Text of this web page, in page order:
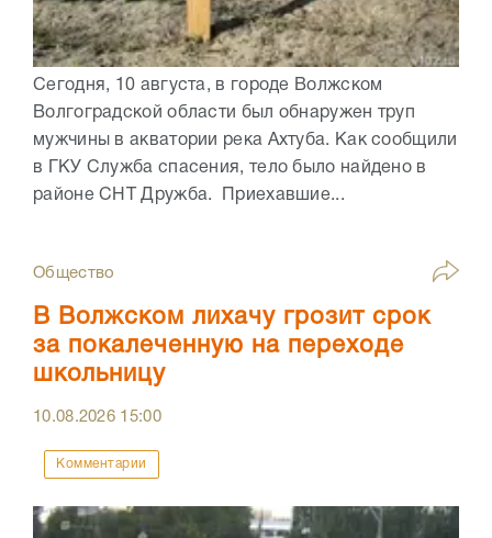
Сегодня, 10 августа, в городе Волжском
Волгоградской области был обнаружен труп
мужчины в акватории река Ахтуба. Как сообщили
в ГКУ Служба спасения, тело было найдено в
районе СНТ Дружба. Приехавшие...
Общество
В Волжском лихачу грозит срок
за покалеченную на переходе
школьницу
10.08.2026 15:00
Комментарии